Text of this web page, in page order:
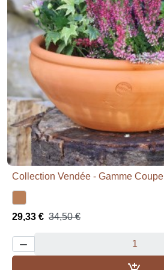
Collection Vendée - Gamme Coupe
29,33 € 34,50 €
